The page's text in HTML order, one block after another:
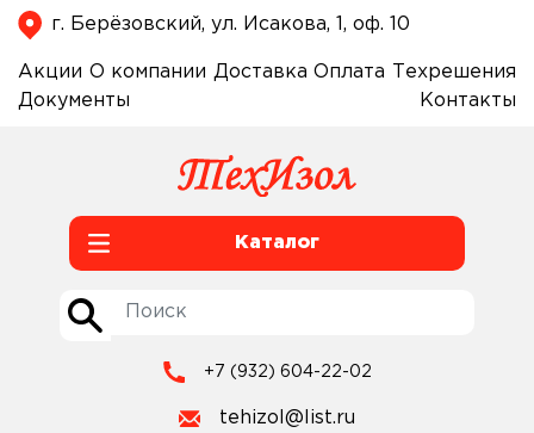
г. Берёзовский, ул. Исакова, 1, оф. 10
Акции О компании Доставка Оплата
Техрешения
Документы
Контакты
Каталог
+7 (932) 604-22-02
tehizol@list.ru